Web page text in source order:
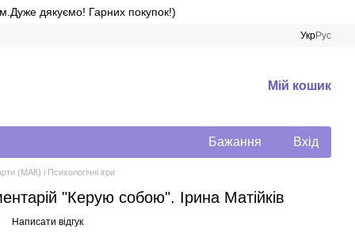
дякуємо! Гарних покупок!)
УкрРус
Мій кошик
Бажання Вхід
(МАК) і Психологічні ігри
"Керую собою". Ірина Матійків
Написати відгук